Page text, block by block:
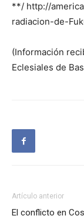
**/ http://
radiacion-de-
(Información
Eclesiales de
Artículo anterior
El conflicto en